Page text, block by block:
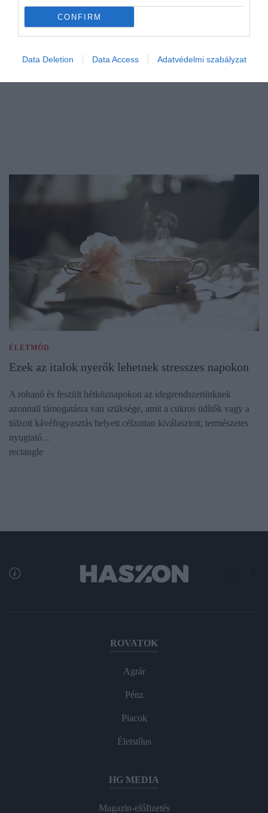
CONFIRM
Data Deletion Data Access Adatvédelmi szabályzat
ÉLETMÓD
Ezek az italok nyerők lehetnek stresszes napokon
A rohanó és feszült hétköznapokon az idegrendszerünknek
azonnali támogatásra van szüksége, amit a cukros üdítők vagy a
túlzott kávéfogyasztás helyett célzottan kiválasztott, természetes
nyugtató…
rectangle
ROVATOK
Agrár
Pénz
Piacok
Életstílus
HG MEDIA
Magazin-előfizetés